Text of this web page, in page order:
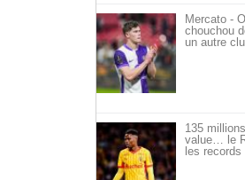
Mercato -
chouchou
un autre
135
value… le
les records